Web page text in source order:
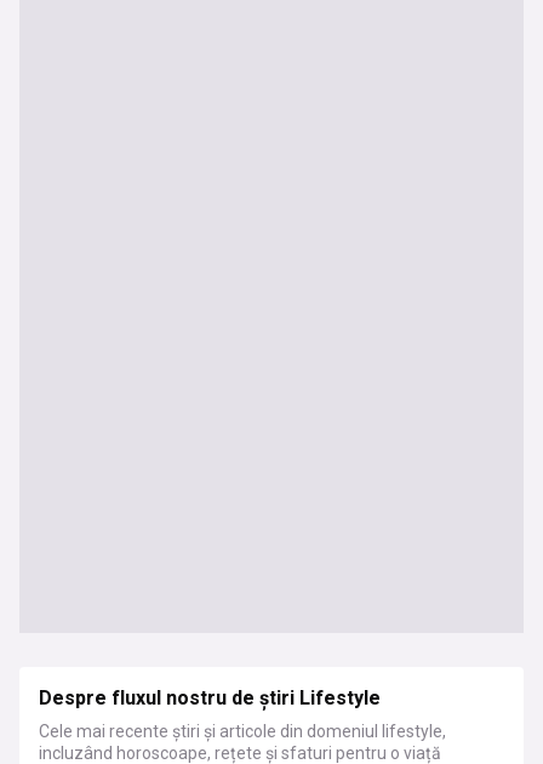
Despre fluxul nostru de știri Lifestyle
Cele mai recente știri și articole din domeniul lifestyle,
incluzând horoscoape, rețete și sfaturi pentru o viață